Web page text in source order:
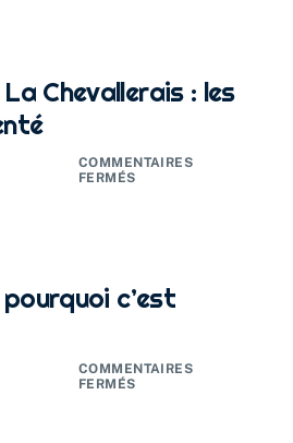
Chevallerais : les
COMMENTAIRES
FERMÉS
c’est
COMMENTAIRES
FERMÉS